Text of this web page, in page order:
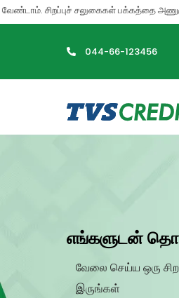
சலுகைகள் பக்கத்தை
044-66-123456
எங்களுடன்
வேலை செய்ய ஒரு
இருங்கள்